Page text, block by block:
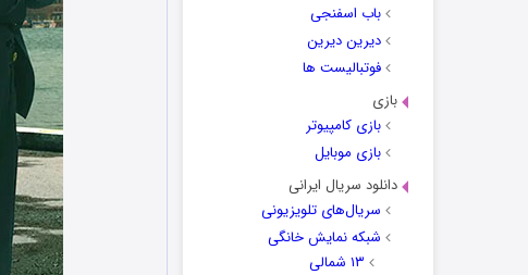
باب اسفنجی
دیرین دیرین
فوتبالیست ها
بازی
بازی کامپیوتر
بازی موبایل
دانلود سریال ایرانی
سریال‌های تلویزیونی
شبکه نمایش خانگی
۱۳ شمالی